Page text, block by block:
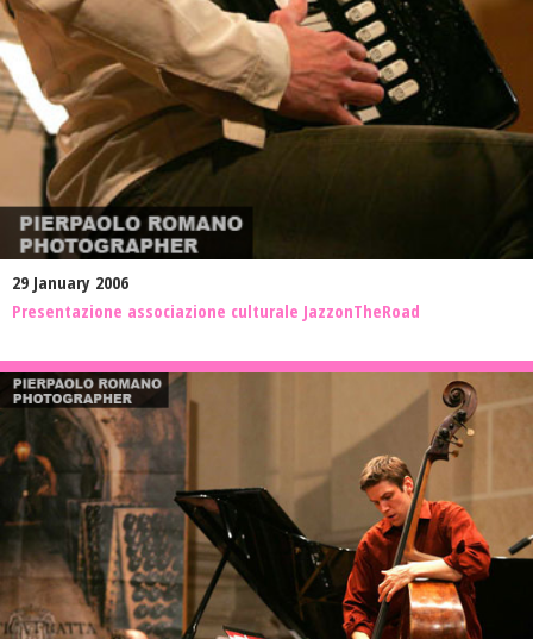
29 January 2006
Presentazione associazione culturale JazzonTheRoad